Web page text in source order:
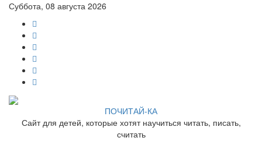
Суббота, 08 августа 2026
ПОЧИТАЙ-КА
Сайт для детей, которые хотят научиться читать, писать,
считать